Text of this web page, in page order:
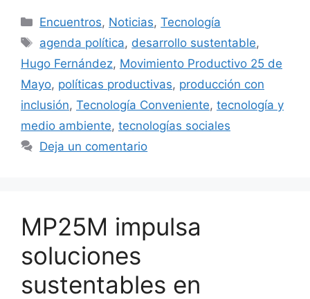
Encuentros, Noticias,Tecnología
agenda política, desarrollo sustentable,
Hugo Fernández, Movimiento Productivo 25 de
Mayo, políticas productivas, producción con
inclusión, Tecnología Conveniente, tecnología y
medio ambiente, tecnologías sociales
Deja un comentario
MP25M impulsa
soluciones
sustentables en